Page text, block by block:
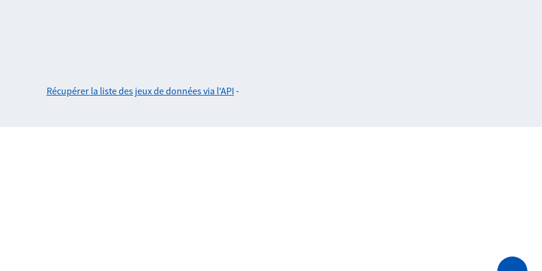
Récupérer la liste des jeux de données via l'API -